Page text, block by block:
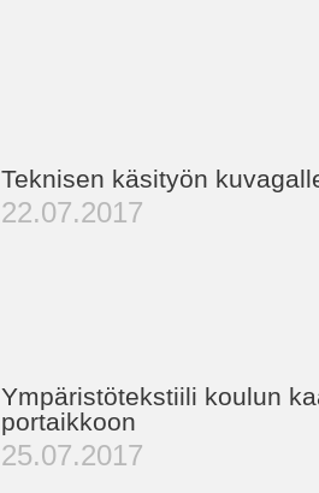
Teknisen käsityön
22.07.2017
Ympäristötekstiili koulun
portaikkoon
25.07.2017